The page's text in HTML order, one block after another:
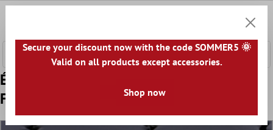
Panier
Échantillon Mosaïque Céramique
Florentiner Noir Mat
Secure your discount now with the code SOMMER5 🌞
Valid on all products except accessories.
Shop now